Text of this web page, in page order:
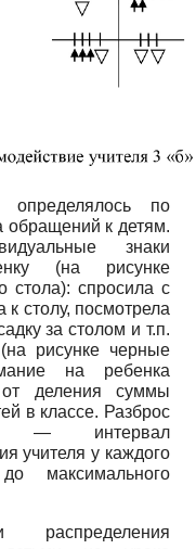
по
к детям.
знаки
(на рисунке
стола): спросила с
столу, посмотрела
за столом и т.п.
рисунке черные
на ребенка
от деления суммы
в классе. Разброс
— интервал
учителя у каждого
максимального
распределения